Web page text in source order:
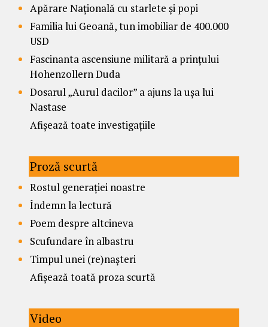
Apărare Națională cu starlete și popi
Familia lui Geoană, tun imobiliar de 400.000
USD
Fascinanta ascensiune militară a prințului
Hohenzollern Duda
Dosarul „Aurul dacilor” a ajuns la ușa lui
Nastase
Afișează toate investigațiile
Proză scurtă
Rostul generației noastre
Îndemn la lectură
Poem despre altcineva
Scufundare în albastru
Timpul unei (re)nașteri
Afișează toată proza scurtă
Video